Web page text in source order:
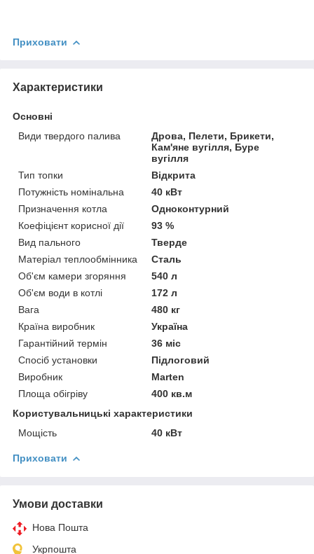
Приховати
Характеристики
Основні
Види твердого палива
Дрова, Пелети, Брикети,
Кам'яне вугілля, Буре
вугілля
Тип топки
Відкрита
Потужність номінальна
40 кВт
Призначення котла
Одноконтурний
Коефіцієнт корисної дії
93 %
Вид пального
Тверде
Матеріал теплообмінника
Сталь
Об'єм камери згоряння
540 л
Об'єм води в котлі
172 л
Вага
480 кг
Країна виробник
Україна
Гарантійний термін
36 міс
Спосіб установки
Підлоговий
Виробник
Marten
Площа обігріву
400 кв.м
Користувальницькі характеристики
Мощість
40 кВт
Приховати
Умови доставки
Нова Пошта
Укрпошта